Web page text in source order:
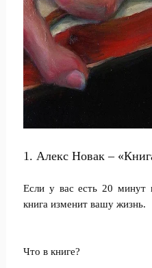
1. Алекс Новак –
Если у вас есть 20 минут
книга изменит вашу жизнь.
Что в книге?